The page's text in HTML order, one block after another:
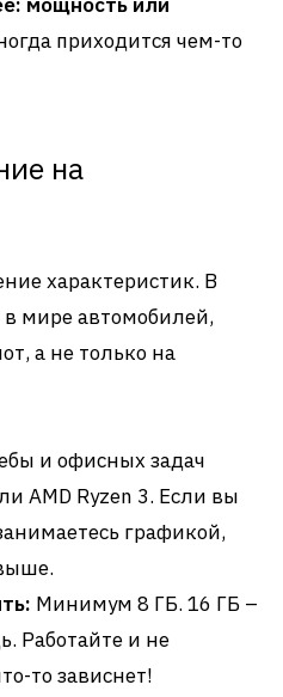
приходится чем-то
на
характеристик. В
мире автомобилей,
а не только на
и офисных задач
AMD Ryzen 3. Если вы
графикой,
Минимум 8 ГБ. 16 ГБ –
Работайте и не
то зависнет!